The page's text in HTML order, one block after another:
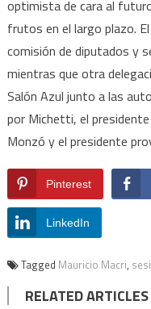
optimista de cara al
frutos en el largo plazo.
comisión de diputados y
mientras que otra
Salón Azul junto a las
por Michetti, el
Monzó y el presidente
Pinterest
LinkedIn
Tagged Mauricio Macri,
RELATED ARTICLES